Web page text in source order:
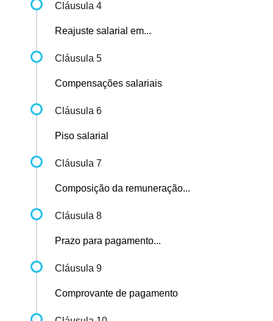
Cláusula 4
Reajuste salarial em...
Cláusula 5
Compensações salariais
Cláusula 6
Piso salarial
Cláusula 7
Composição da remuneração...
Cláusula 8
Prazo para pagamento...
Cláusula 9
Comprovante de pagamento